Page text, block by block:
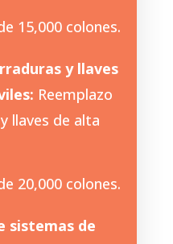
15,000 colones.
y llaves
Reemplazo
llaves de alta
20,000 colones.
sistemas de